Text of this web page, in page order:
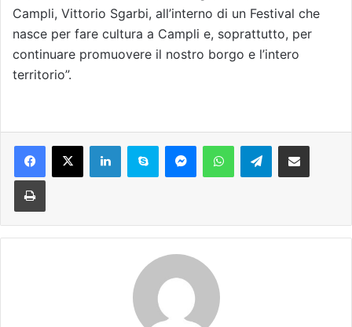
Campli, Vittorio Sgarbi, all’interno di un Festival che
nasce per fare cultura a Campli e, soprattutto, per
continuare promuovere il nostro borgo e l’intero
territorio”.
Telegram